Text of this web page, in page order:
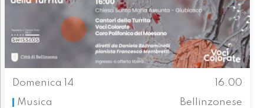
Domenica 14
16.00
Musica
Bellinzonese